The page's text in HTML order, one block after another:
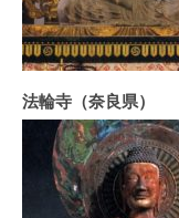
法輪寺（奈良県）